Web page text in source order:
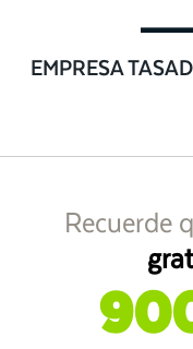
EMPRESA
Recuerde